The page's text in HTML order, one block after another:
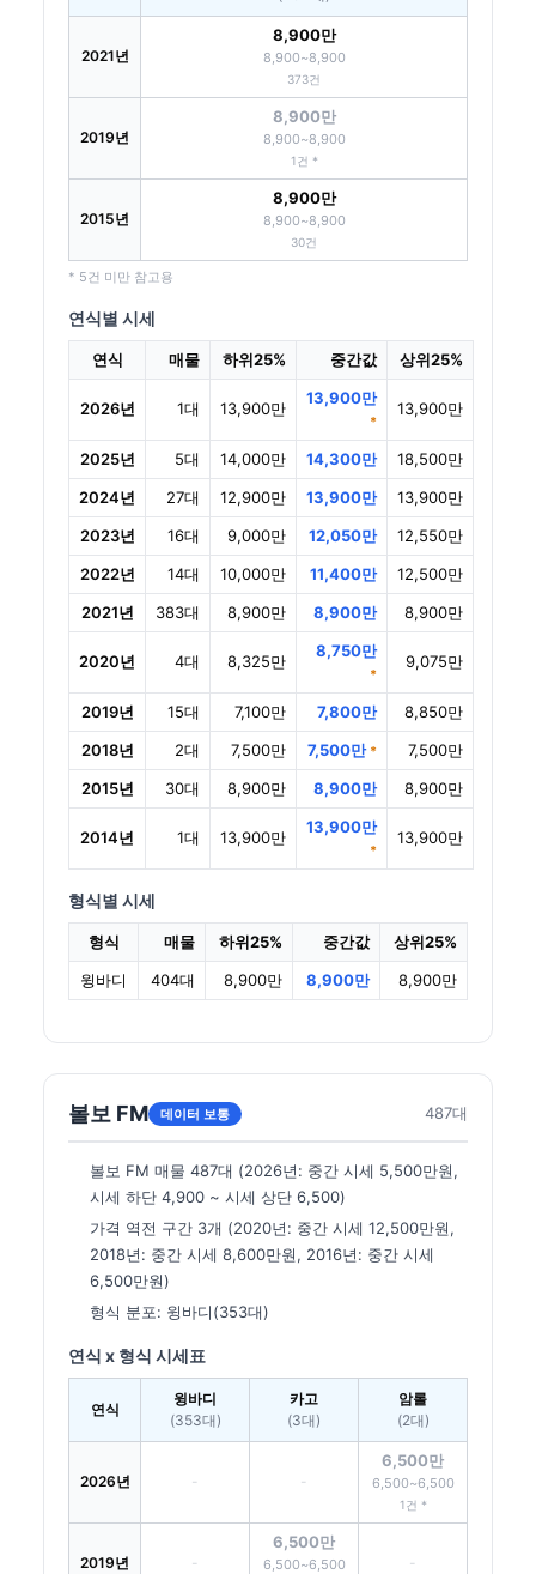
2021년
8,900만
8,900~8,900
373건
2019년
8,900만
8,900~8,900
1건 *
2015년
8,900만
8,900~8,900
30건
* 5건 미만 참고용
연식별 시세
연식 매물 하위25% 중간값 상위25%
2026년 1대 13,900만
13,900만
*
13,900만
2025년 5대 14,000만 14,300만
18,500만
2024년
27대 12,900만 13,900만
13,900만
2023년
16대 9,000만 12,050만
12,550만
2022년
14대 10,000만 11,400만
12,500만
2021년
383대 8,900만 8,900만 8,900만
2020년 4대 8,325만
8,750만
*
9,075만
2019년 15대 7,100만 7,800만
8,850만
2018년
2대 7,500만 7,500만 *
7,500만
2015년
30대 8,900만 8,900만 8,900만
2014년 1대 13,900만
13,900만
*
13,900만
형식별 시세
형식 매물 하위25% 중간값
상위25%
윙바디
404대 8,900만 8,900만 8,900만
볼보 FM 데이터 보통 487대
볼보 FM 매물 487대 (2026년: 중간 시세 5,500만원,
시세 하단 4,900 ~ 시세 상단 6,500)
가격 역전 구간 3개 (2020년: 중간 시세 12,500만원,
2018년: 중간 시세 8,600만원, 2016년: 중간 시세
6,500만원)
형식 분포: 윙바디(353대)
연식 x 형식 시세표
연식
윙바디
(353대)
카고
(3대)
암롤
(2대)
2026년 - -
6,500만
6,500~6,500
1건 *
2019년 -
6,500만
6,500~6,500 -